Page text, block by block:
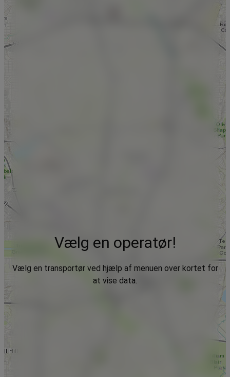
Vælg en operatør!
Vælg en transportør ved hjælp af menuen over kortet for
at vise data.